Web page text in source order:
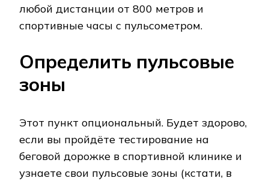
любой дистанции от 800 метров и
спортивные часы с пульсометром.
Определить пульсовые
зоны
Этот пункт опциональный. Будет здорово,
если вы пройдёте тестирование на
беговой дорожке в спортивной клинике и
узнаете свои пульсовые зоны (кстати, в